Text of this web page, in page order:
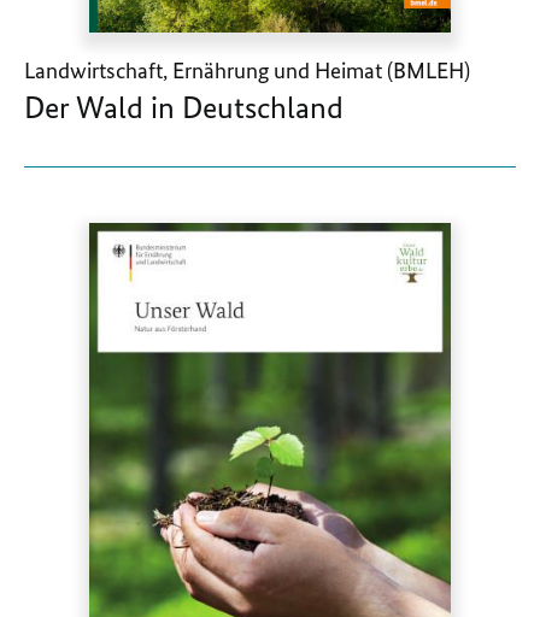
Landwirtschaft, Ernährung und Heimat (BMLEH)
Der Wald in Deutschland